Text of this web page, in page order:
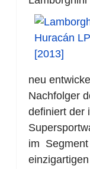
neu
Nachfolger
definiert der
im